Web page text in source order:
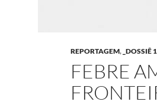
REPORTAGEM, _DOSSIÊ
FEBRE